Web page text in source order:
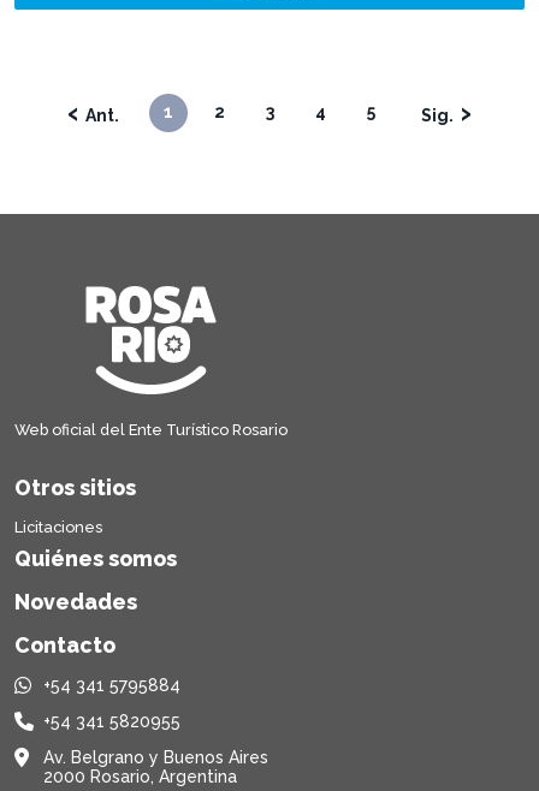
‹ 1 2 3 4 5 ›
Web oficial del Ente Turístico Rosario
Otros sitios
Licitaciones
Quiénes somos
Novedades
Contacto
+54 341 5795884
+54 341 5820955
Av. Belgrano y Buenos Aires
2000 Rosario, Argentina